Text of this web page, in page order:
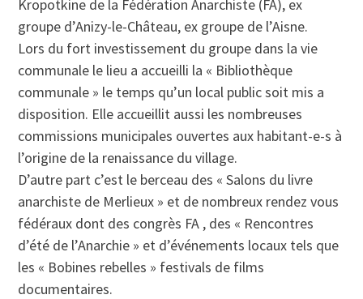
Kropotkine de la Fédération Anarchiste (FA), ex
groupe d’Anizy-le-Château, ex groupe de l’Aisne.
Lors du fort investissement du groupe dans la vie
communale le lieu a accueilli la « Bibliothèque
communale » le temps qu’un local public soit mis a
disposition. Elle accueillit aussi les nombreuses
commissions municipales ouvertes aux habitant-e-s à
l’origine de la renaissance du village.
D’autre part c’est le berceau des « Salons du livre
anarchiste de Merlieux » et de nombreux rendez vous
fédéraux dont des congrès FA , des « Rencontres
d’été de l’Anarchie » et d’événements locaux tels que
les « Bobines rebelles » festivals de films
documentaires.